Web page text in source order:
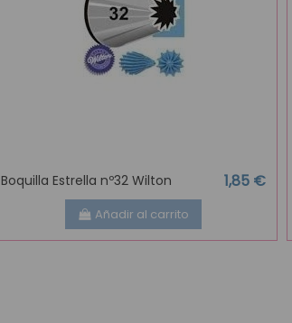
Boquilla Estrella nº32 Wilton 1,85 €
Añadir al carrito